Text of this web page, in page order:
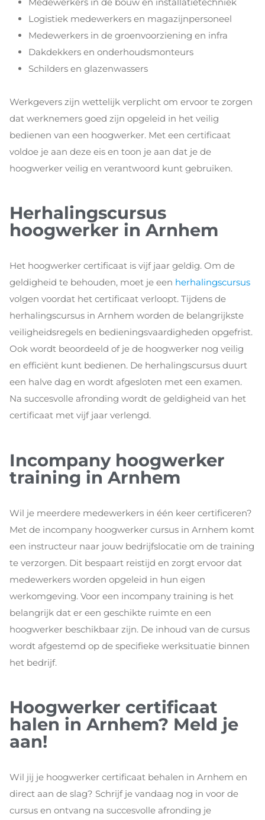
Logistiek medewerkers en magazijnpersoneel
Medewerkers in de groenvoorziening en infra
Dakdekkers en onderhoudsmonteurs
Schilders en glazenwassers
Werkgevers zijn wettelijk verplicht om ervoor te zorgen
dat werknemers goed zijn opgeleid in het veilig
bedienen van een hoogwerker. Met een certificaat
voldoe je aan deze eis en toon je aan dat je de
hoogwerker veilig en verantwoord kunt gebruiken.
Herhalingscursus
hoogwerker in Arnhem
Het hoogwerker certificaat is vijf jaar geldig. Om de
geldigheid te behouden, moet je een herhalingscursus
volgen voordat het certificaat verloopt. Tijdens de
herhalingscursus in Arnhem worden de belangrijkste
veiligheidsregels en bedieningsvaardigheden opgefrist.
Ook wordt beoordeeld of je de hoogwerker nog veilig
en efficiënt kunt bedienen. De herhalingscursus duurt
een halve dag en wordt afgesloten met een examen.
Na succesvolle afronding wordt de geldigheid van het
certificaat met vijf jaar verlengd.
Incompany hoogwerker
training in Arnhem
Wil je meerdere medewerkers in één keer certificeren?
Met de incompany hoogwerker cursus in Arnhem komt
een instructeur naar jouw bedrijfslocatie om de training
te verzorgen. Dit bespaart reistijd en zorgt ervoor dat
medewerkers worden opgeleid in hun eigen
werkomgeving. Voor een incompany training is het
belangrijk dat er een geschikte ruimte en een
hoogwerker beschikbaar zijn. De inhoud van de cursus
wordt afgestemd op de specifieke werksituatie binnen
het bedrijf.
Hoogwerker certificaat
halen in Arnhem? Meld je
aan!
Wil jij je hoogwerker certificaat behalen in Arnhem en
direct aan de slag? Schrijf je vandaag nog in voor de
cursus en ontvang na succesvolle afronding je